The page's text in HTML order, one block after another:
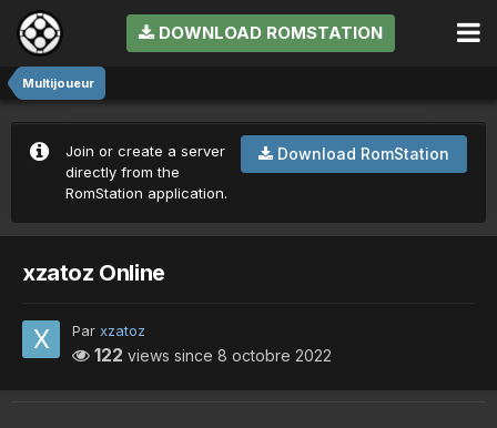
DOWNLOAD ROMSTATION
Multijoueur
Download RomStation
Join or create a server
directly from the
RomStation application.
xzatoz Online
Par xzatoz
122 views since 8 octobre 2022